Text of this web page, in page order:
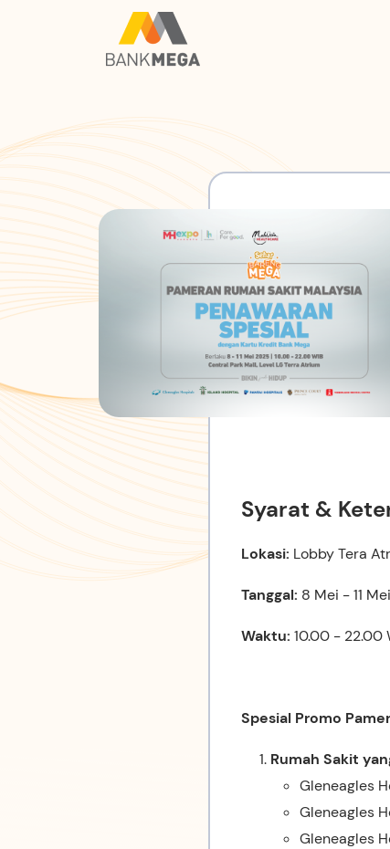
Syarat &
Lokasi: Lobby Tera
Tanggal: 8 Mei - 11
Waktu: 10.00 - 22.00
Spesial Promo
Rumah Sakit
Gleneagles
Gleneagles
Gleneagles